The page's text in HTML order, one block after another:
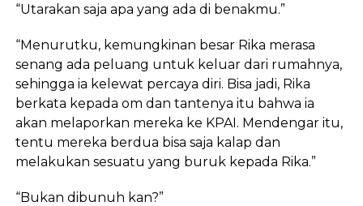
“Utarakan saja apa yang ada di benakmu.”
“Menurutku, kemungkinan besar Rika merasa
senang ada peluang untuk keluar dari rumahnya,
sehingga ia kelewat percaya diri. Bisa jadi, Rika
berkata kepada om dan tantenya itu bahwa ia
akan melaporkan mereka ke KPAI. Mendengar itu,
tentu mereka berdua bisa saja kalap dan
melakukan sesuatu yang buruk kepada Rika.”
“Bukan dibunuh kan?”